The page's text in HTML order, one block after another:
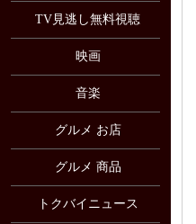
TV見逃し無料視聴
映画
音楽
グルメ お店
グルメ 商品
トクバイニュース